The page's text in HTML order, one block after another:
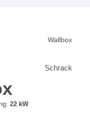
Wallbox
Schrack
22 kW